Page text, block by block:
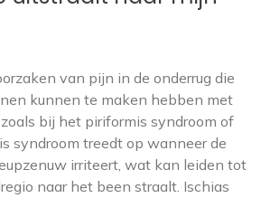
van pijn in de onderrug die
kunnen te maken hebben met
bij het piriformis syndroom of
syndroom treedt op wanneer de
irriteert, wat kan leiden tot
naar het been straalt. Ischias